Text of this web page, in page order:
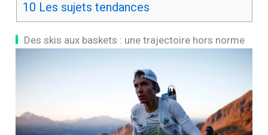
10 Les sujets tendances
Des skis aux baskets : une trajectoire hors norme